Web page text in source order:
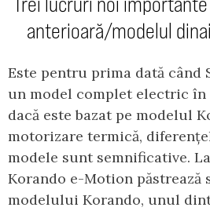
anterioară/modelul
Este pentru prima dată când
un model complet electric în
dacă este bazat pe modelul
motorizare termică,
modele sunt semnificative.
Korando e-Motion păstrează
modelului Korando, unul